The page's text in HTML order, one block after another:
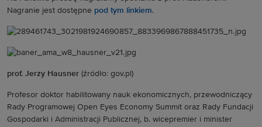
Nagranie jest dostępne pod tym linkiem.
prof. Jerzy Hausner (źródło: gov.pl)
Profesor doktor habilitowany nauk ekonomicznych, przewodniczący
Rady Programowej Open Eyes Economy Summit oraz Rady Fundacji
Gospodarki i Administracji Publicznej, b. wicepremier i minister